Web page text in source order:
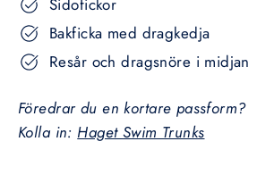
Sidofickor
Bakficka med dragkedja
Resår och dragsnöre i midjan
Föredrar du en kortare passform?
Kolla in: Haget Swim Trunks